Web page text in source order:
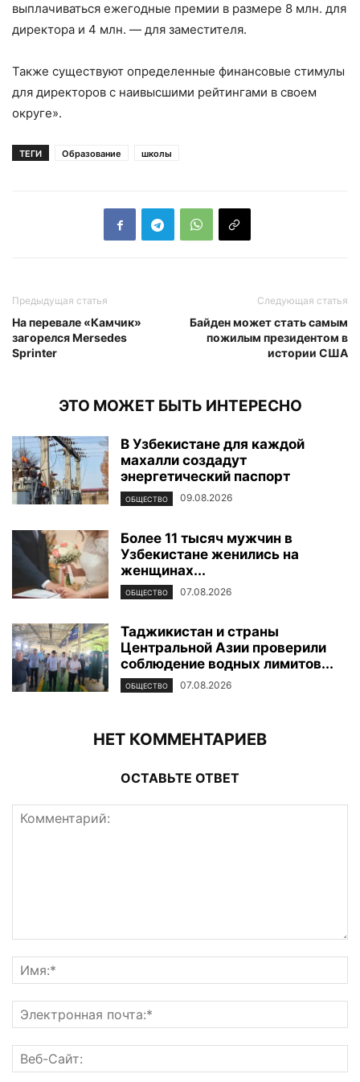
выплачиваться ежегодные премии в размере 8 млн. для
директора и 4 млн. — для заместителя.
Также существуют определенные финансовые стимулы
для директоров с наивысшими рейтингами в своем
округе».
ТЕГИ Образование школы
Предыдущая статья
На перевале «Камчик»
загорелся Mersedes
Sprinter
Следующая статья
Байден может стать самым
пожилым президентом в
истории США
ЭТО МОЖЕТ БЫТЬ ИНТЕРЕСНО
В Узбекистане для каждой
махалли создадут
энергетический паспорт
ОБЩЕСТВО 09.08.2026
Более 11 тысяч мужчин в
Узбекистане женились на
женщинах...
ОБЩЕСТВО 07.08.2026
Таджикистан и страны
Центральной Азии проверили
соблюдение водных лимитов...
ОБЩЕСТВО 07.08.2026
НЕТ КОММЕНТАРИЕВ
ОСТАВЬТЕ ОТВЕТ